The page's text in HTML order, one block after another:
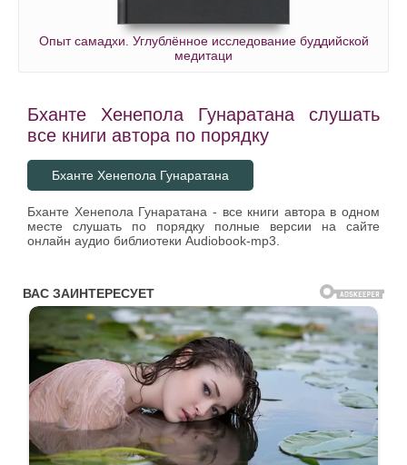
Опыт самадхи. Углублённое исследование буддийской
медитаци
Бханте Хенепола Гунаратана слушать
все книги автора по порядку
Бханте Хенепола Гунаратана
Бханте Хенепола Гунаратана - все книги автора в одном
месте слушать по порядку полные версии на сайте
онлайн аудио библиотеки Audiobook-mp3.